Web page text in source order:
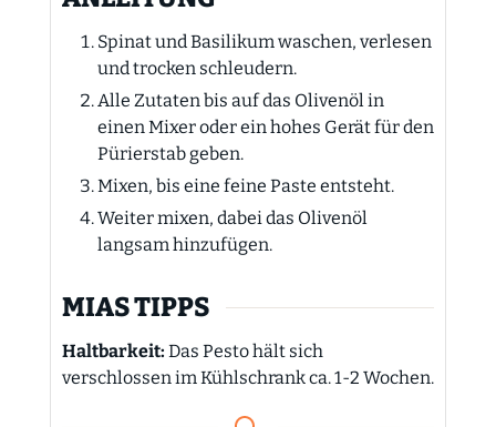
Spinat und Basilikum waschen, verlesen
und trocken schleudern.
Alle Zutaten bis auf das Olivenöl in
einen Mixer oder ein hohes Gerät für den
Pürierstab geben.
Mixen, bis eine feine Paste entsteht.
Weiter mixen, dabei das Olivenöl
langsam hinzufügen.
MIAS TIPPS
Haltbarkeit: Das Pesto hält sich
verschlossen im Kühlschrank ca. 1-2 Wochen.